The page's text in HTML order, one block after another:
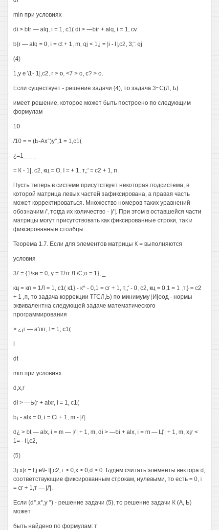
min при условиях
di > btr — alq, i = 1, c1( di > —bir + alq, i = 1, cv
b{r — alq = 0, i = ct + 1, m, qj < 1,j = |i - l|,c2, 3;': qj
(4)
1,у е \1- 1|,с2, г > о, <7 > о, с? > о.
Если существует - решение задачи (4), то задача 3~С(Л, Ь)
имеет решение, которое может быть построено по следующим
формулам
10
/10 = = (Ь-Ах°)у°,1 = 1,с1(
¿=1_ _ _
= К - 1|, с2, кц = О, I = + 1, т,;' = с2 + 1, п.
Пусть теперь в системе присутствует некоторая подсистема, в
которой матрица левых частей зафиксирована, а правая часть
может корректироваться. Множество номеров таких уравнений
обозначим /', тогда их количество - |/'|. При этом в оставшейся части
матрицы могут присутствовать как фиксированные строки, так и
фиксированные столбцы.
Теорема 1.7. Если для элементов матрицы К = выполняются
условия
3/' = {1\ки = 0, у = Т/тг Л /С;о = 1}, _
кц = кп = 1Л = 1, с1( к1} - к^ - 0,1 = сг + 1, т,;' - 0, с2, кц = 0,1 = 1 ,т,} = с2
+ 1 ,п, то задача коррекции ТГСЛ,Ь) по минимуму |И|оод - нормы
эквивалентна следующей задаче математического
программирования
> ¿¡г — а'лгг, I = 1, с1(
dt
min при условиях
d,x,r
di > —Ь(г + alxr, i = 1, с1(
b¡ - alx = 0, i = Ci + 1, m - |/'|
d¿ > bt — alx, i = m — |/'| + 1, m, di > —bi + alx, i = m — Ц'| + 1, m, x¡r <
1= - l|,c2,
(5)
3j:x}r = l,j e\l- l|,c2, г > 0,x > 0,d > 0. Будем считать элементы вектора d,
соответствующие фиксированным строкам, нулевыми, то есть = 0, i
= сг + 1,т — |/'|.
Если (d°,x°,y °) - решение задачи (5), то решение задачи К (А, Ь)
может
быть найдено по формулам: т